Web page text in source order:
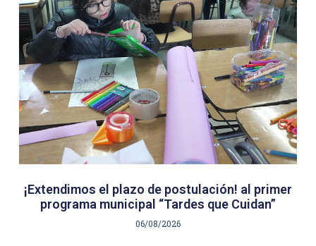
¡Extendimos el plazo de postulación! al primer
programa municipal “Tardes que Cuidan”
06/08/2026